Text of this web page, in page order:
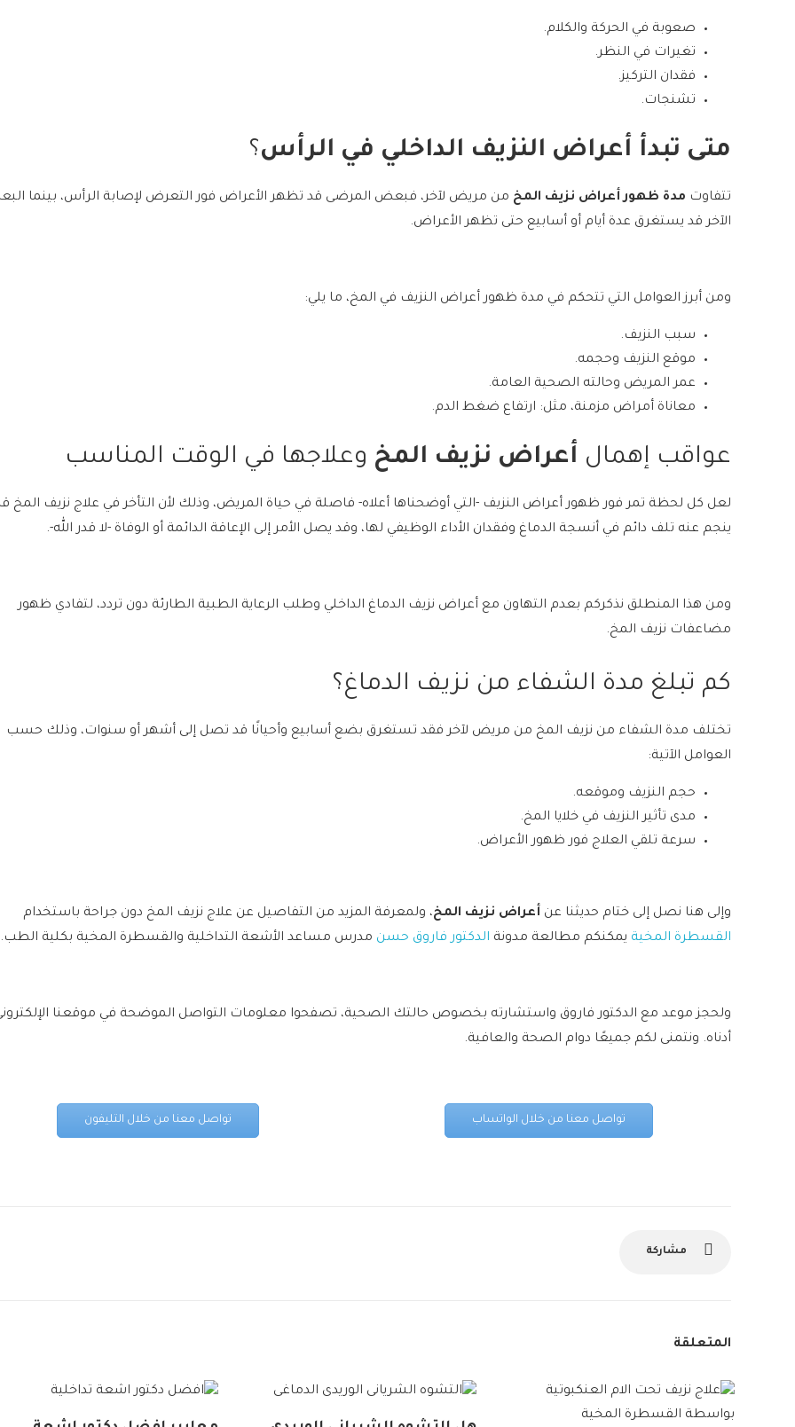
صعوبة في الحركة والكلام.
تغيرات في النظر.
فقدان التركيز.
تشنجات.
متى تبدأ أعراض النزيف الداخلي في الرأس؟
تتفاوت مدة ظهور أعراض نزيف المخ من مريض لآخر، فبعض المرضى قد تظهر الأعراض فور التعرض لإصابة الرأس، بينما
الآخر قد يستغرق عدة أيام أو أسابيع حتى تظهر الأعراض.
ومن أبرز العوامل التي تتحكم في مدة ظهور أعراض النزيف في المخ، ما يلي:
سبب النزيف.
موقع النزيف وحجمه.
عمر المريض وحالته الصحية العامة.
معاناة أمراض مزمنة، مثل: ارتفاع ضغط الدم.
عواقب إهمال أعراض نزيف المخ وعلاجها في الوقت المناسب
لعل كل لحظة تمر فور ظهور أعراض النزيف -التي أوضحناها أعلاه- فاصلة في حياة المريض، وذلك لأن التأخر في علاج نزيف المخ
ينجم عنه تلف دائم في أنسجة الدماغ وفقدان الأداء الوظيفي لها، وقد يصل الأمر إلى الإعاقة الدائمة أو الوفاة -لا قدر الله-.
ومن هذا المنطلق نذكركم بعدم التهاون مع أعراض نزيف الدماغ الداخلي وطلب الرعاية الطبية الطارئة دون تردد، لتفادي ظهور
مضاعفات نزيف المخ.
كم تبلغ مدة الشفاء من نزيف الدماغ؟
تختلف مدة الشفاء من نزيف المخ من مريض لآخر فقد تستغرق بضع أسابيع وأحيانًا قد تصل إلى أشهر أو سنوات، وذلك حسب
العوامل الآتية:
حجم النزيف وموقعه.
مدى تأثير النزيف في خلايا المخ.
سرعة تلقي العلاج فور ظهور الأعراض.
وإلى هنا نصل إلى ختام حديثنا عن أعراض نزيف المخ، ولمعرفة المزيد من التفاصيل عن علاج نزيف المخ دون جراحة باستخدام
القسطرة المخية يمكنكم مطالعة مدونة الدكتور فاروق حسن مدرس مساعد الأشعة التداخلية والقسطرة المخية بكلية الطب.
ولحجز موعد مع الدكتور فاروق واستشارته بخصوص حالتك الصحية، تصفحوا معلومات التواصل الموضحة في موقعنا
أدناه. ونتمنى لكم جميعًا دوام الصحة والعافية.
تواصل معنا من خلال التليفون تواصل معنا من خلال الواتساب
مشاركة
المتعلقة